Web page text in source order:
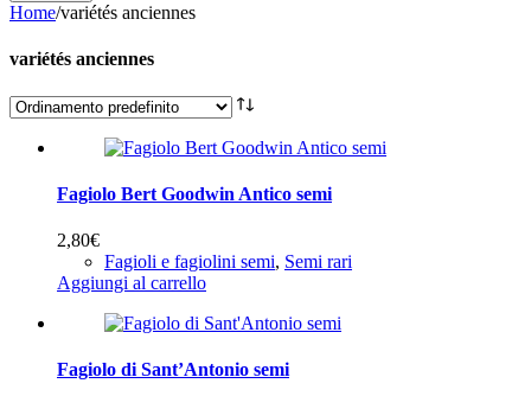
Home/variétés anciennes
variétés anciennes
Fagiolo Bert Goodwin Antico semi
2,80€
Fagioli e fagiolini semi, Semi rari
Aggiungi al carrello
Fagiolo di Sant’Antonio semi